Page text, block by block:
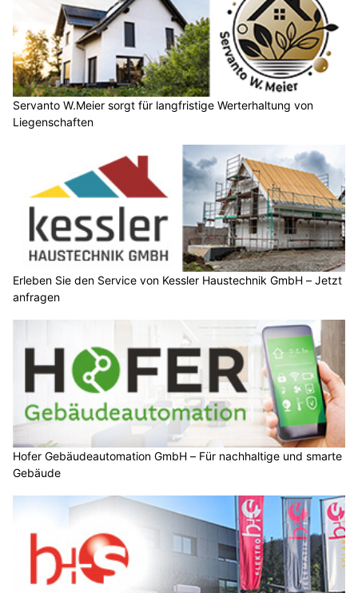
Servanto W.Meier sorgt für langfristige Werterhaltung von
Liegenschaften
Erleben Sie den Service von Kessler Haustechnik GmbH – Jetzt
anfragen
Hofer Gebäudeautomation GmbH – Für nachhaltige und smarte
Gebäude